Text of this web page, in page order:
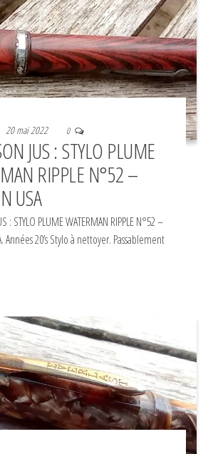
20 mai 2022 0
JUS : STYLO PLUME
RIPPLE N°52 –
USA
: STYLO PLUME WATERMAN RIPPLE N°52 –
Années 20’s Stylo à nettoyer. Passablement